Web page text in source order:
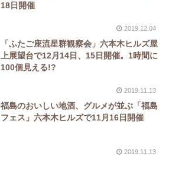
18日開催
2019.12.04
「ふたご座流星群観察会」六本木ヒルズ屋
上展望台で12月14日、15日開催。1時間に
100個見える!?
2019.11.13
福島のおいしい地酒、グルメが並ぶ「福島
フェス」六本木ヒルズで11月16日開催
2019.11.13